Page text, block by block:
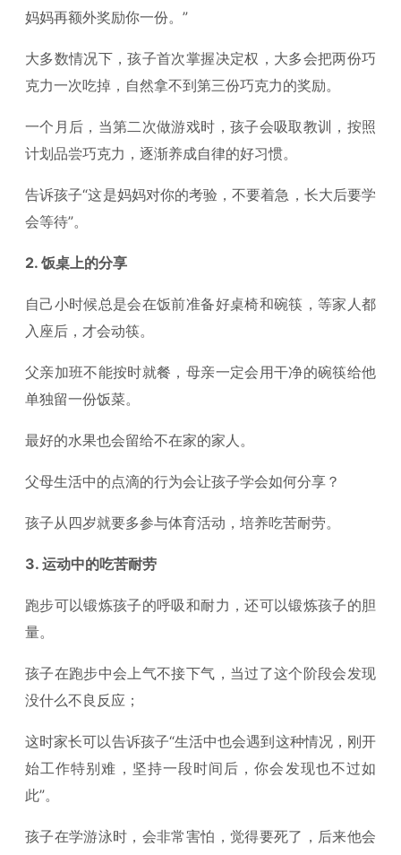
妈妈再额外奖励你一份。”
大多数情况下，孩子首次掌握决定权，大多会把两份巧
克力一次吃掉，自然拿不到第三份巧克力的奖励。
一个月后，当第二次做游戏时，孩子会吸取教训，按照
计划品尝巧克力，逐渐养成自律的好习惯。
告诉孩子“这是妈妈对你的考验，不要着急，长大后要学
会等待”。
2. 饭桌上的分享
自己小时候总是会在饭前准备好桌椅和碗筷，等家人都
入座后，才会动筷。
父亲加班不能按时就餐，母亲一定会用干净的碗筷给他
单独留一份饭菜。
最好的水果也会留给不在家的家人。
父母生活中的点滴的行为会让孩子学会如何分享？
孩子从四岁就要多参与体育活动，培养吃苦耐劳。
3. 运动中的吃苦耐劳
跑步可以锻炼孩子的呼吸和耐力，还可以锻炼孩子的胆
量。
孩子在跑步中会上气不接下气，当过了这个阶段会发现
没什么不良反应；
这时家长可以告诉孩子“生活中也会遇到这种情况，刚开
始工作特别难，坚持一段时间后，你会发现也不过如
此”。
孩子在学游泳时，会非常害怕，觉得要死了，后来他会